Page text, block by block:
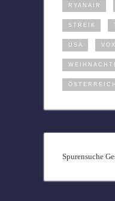
RYANAIR
STREIK
USA VOX
ÖSTERREICH
Spurensuche